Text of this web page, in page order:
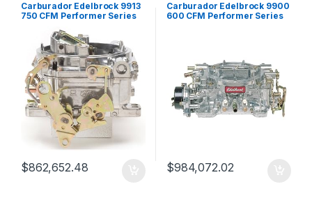
Carburador Edelbrock 9913
750 CFM Performer Series
$862,652.48
Carburador Edelbrock 9900
600 CFM Performer Series
$984,072.02